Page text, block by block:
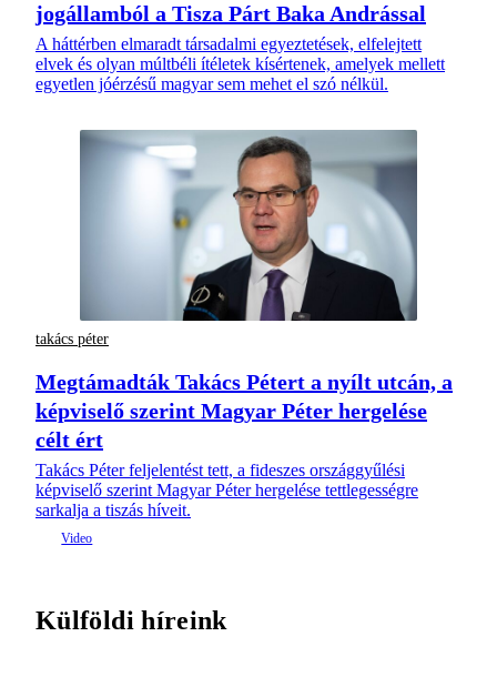
jogállamból a Tisza Párt Baka Andrással
A háttérben elmaradt társadalmi egyeztetések, elfelejtett
elvek és olyan múltbéli ítéletek kísértenek, amelyek mellett
egyetlen jóérzésű magyar sem mehet el szó nélkül.
takács péter
Megtámadták Takács Pétert a nyílt utcán, a
képviselő szerint Magyar Péter hergelése
célt ért
Takács Péter feljelentést tett, a fideszes országgyűlési
képviselő szerint Magyar Péter hergelése tettlegességre
sarkalja a tiszás híveit.
Külföldi híreink